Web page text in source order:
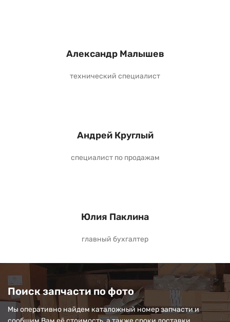
Александр Малышев
технический специалист
Андрей Круглый
специалист по продажам
Юлия Паклина
главный бухгалтер
Поиск запчасти по фото
Мы оперативно найдем каталожный номер запчасти и